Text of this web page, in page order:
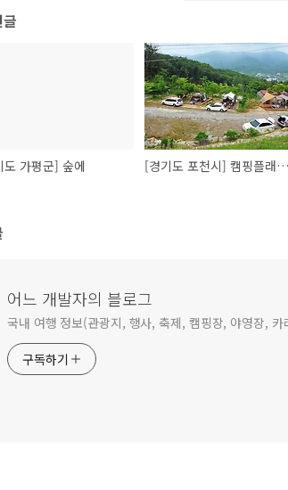
도 가평군] 숲에 [경기도 포천시] 캠핑플래닛 - 아치산 자락에 위치한 아늑하고 평온한 캠핑장
어느 개발자의 블로그
국내 여행 정보(관광지, 행사, 축제, 캠핑장, 야영장,
구독하기